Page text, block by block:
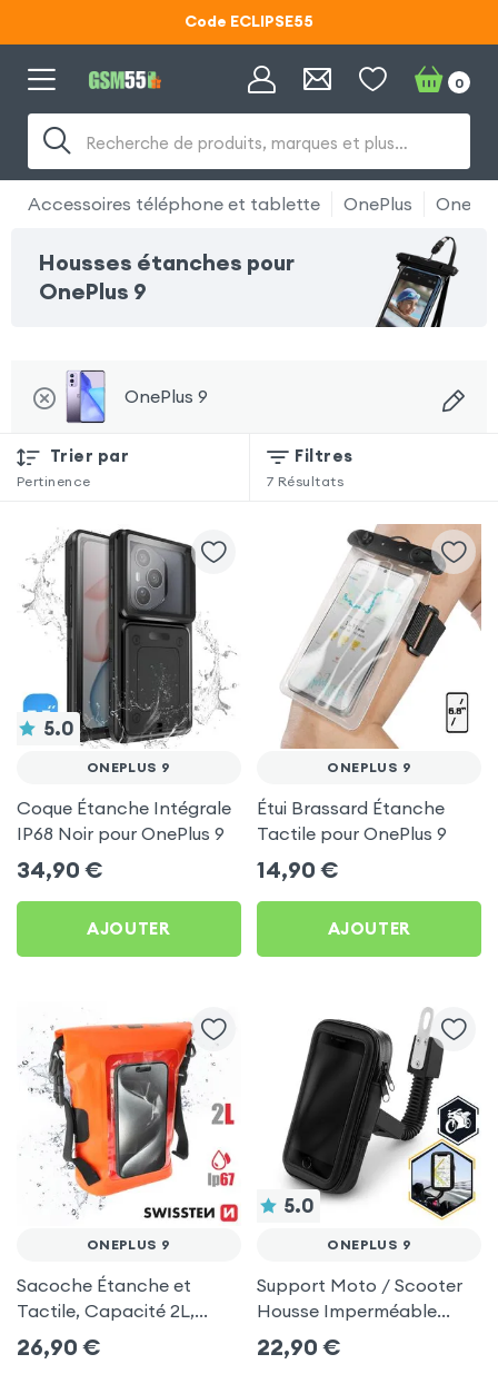
Code ECLIPSE55
Lunettes d'éclipse OFFERTES
Recherche de produits, marques et plus…
0
Accessoires téléphone et tablette OnePlus
Housses étanches pour
OnePlus 9
OnePlus 9
Trier par
Pertinence
Filtres
7 Résultats
5.0
ONEPLUS 9
Coque Étanche Intégrale
IP68 Noir pour OnePlus 9
34,90 €
AJOUTER
ONEPLUS 9
Étui Brassard Étanche
Tactile pour OnePlus 9
14,90 €
AJOUTER
ONEPLUS 9
Sacoche Étanche et
Tactile, Capacité 2L,
Swissten pour OnePlus 9
26,90 €
5.0
ONEPLUS 9
Support Moto / Scooter
Housse Imperméable
Rotatif 360°, Fixation
Retroviseur - Noir pour
22,90 €